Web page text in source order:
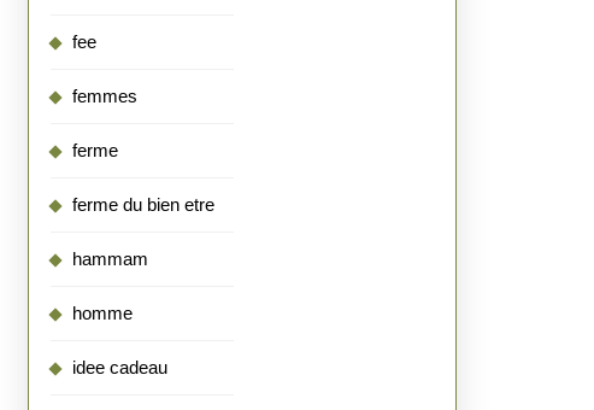
fee
femmes
ferme
ferme du bien etre
hammam
homme
idee cadeau